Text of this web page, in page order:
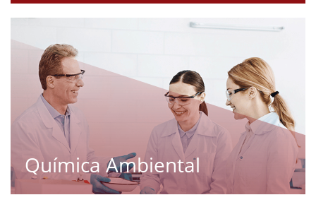
Química Ambiental